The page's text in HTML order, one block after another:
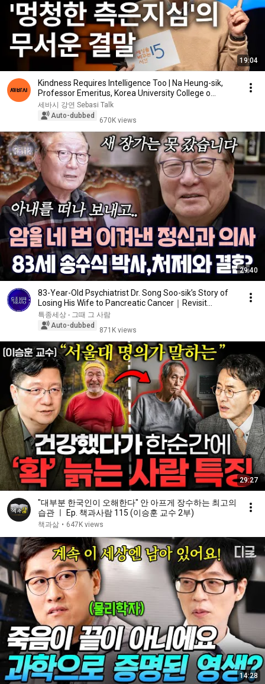
19:04
Kindness Requires Intelligence Too | Na Heung-sik,
Professor Emeritus, Korea University College o...
세바시 강연 Sebasi Talk
Auto-dubbed
670K views
29:40
83-Year-Old Psychiatrist Dr. Song Soo-sik’s Story of
Losing His Wife to Pancreatic Cancer｜Revisit...
특종세상 - 그때 그 사람
Auto-dubbed
871K views
29:27
"대부분 한국인이 오해한다" 안 아프게 장수하는 최고의
습관 ㅣ Ep. 책과사람 115 (이승훈 교수 2부)
책과삶 • 647K views
14:28